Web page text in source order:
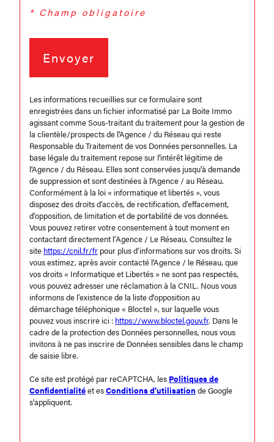
* Champ obligatoire
Envoyer
Les informations recueillies sur ce formulaire sont
enregistrées dans un fichier informatisé par La Boite Immo
agissant comme Sous-traitant du traitement pour la gestion de
la clientèle/prospects de l'Agence / du Réseau qui reste
Responsable du Traitement de vos Données personnelles. La
base légale du traitement repose sur l'intérêt légitime de
l'Agence / du Réseau. Elles sont conservées jusqu'à demande
de suppression et sont destinées à l'Agence / au Réseau.
Conformément à la loi « informatique et libertés », vous
disposez des droits d’accès, de rectification, d’effacement,
d’opposition, de limitation et de portabilité de vos données.
Vous pouvez retirer votre consentement à tout moment en
contactant directement l’Agence / Le Réseau. Consultez le
site https://cnil.fr/fr pour plus d’informations sur vos droits. Si
vous estimez, après avoir contacté l'Agence / le Réseau, que
vos droits « Informatique et Libertés » ne sont pas respectés,
vous pouvez adresser une réclamation à la CNIL. Nous vous
informons de l’existence de la liste d'opposition au
démarchage téléphonique « Bloctel », sur laquelle vous
pouvez vous inscrire ici : https://www.bloctel.gouv.fr. Dans le
cadre de la protection des Données personnelles, nous vous
invitons à ne pas inscrire de Données sensibles dans le champ
de saisie libre.
Ce site est protégé par reCAPTCHA, les Politiques de
Confidentialitéet esConditions d'utilisation de Google
s'appliquent.